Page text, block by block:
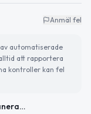
Anmäl fel
automatiserade
att rapportera
kontroller kan fel
Nytt sjukhus i Kiruna planeras med förlossning och akutkirurgi